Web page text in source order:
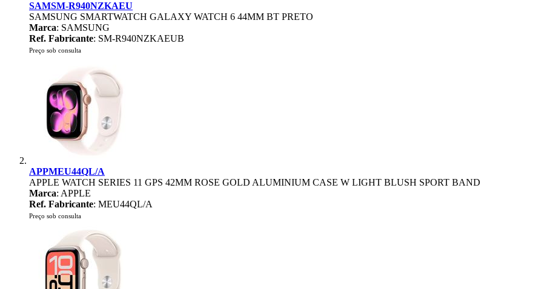
SAMSM-R940NZKAEU
SAMSUNG SMARTWATCH GALAXY WATCH 6 44MM BT PRETO
Marca: SAMSUNG
Ref. Fabricante: SM-R940NZKAEUB
Preço sob consulta
APPMEU44QL/A
APPLE WATCH SERIES 11 GPS 42MM ROSE GOLD ALUMINIUM CASE W LIGHT BLUSH SPORT BAND
Marca: APPLE
Ref. Fabricante: MEU44QL/A
Preço sob consulta